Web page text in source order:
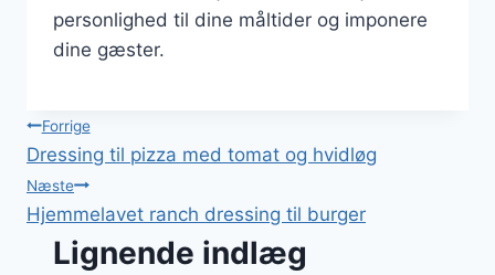
personlighed til dine måltider og imponere
dine gæster.
Indlægsnavigation
Forrige
Dressing til pizza med tomat og hvidløg
Næste
Hjemmelavet ranch dressing til burger
Lignende indlæg